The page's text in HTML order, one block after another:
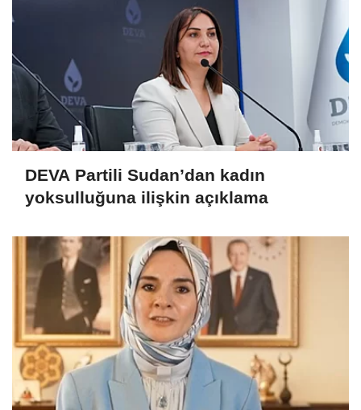
DEVA Partili Sudan’dan kadın
yoksulluğuna ilişkin açıklama